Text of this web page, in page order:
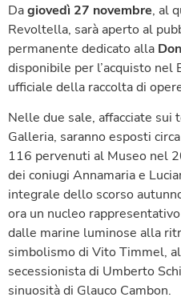
Dagiovedì 27 novembre, al
Revoltella, sarà aperto al
permanente dedicato alla
disponibile per l’acquisto nel
ufficiale della raccolta di
Nelle due sale, affacciate sui
Galleria, saranno esposti
116 pervenuti al Museo nel
dei coniugi Annamaria e
integrale dello scorso
ora un nucleo
dalle marine luminose alla
simbolismo di Vito Timmel,
secessionista di Umberto
sinuosità di Glauco Cambon.